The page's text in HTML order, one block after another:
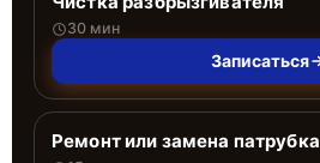
30 мин
Записаться
Ремонт или замена патрубка